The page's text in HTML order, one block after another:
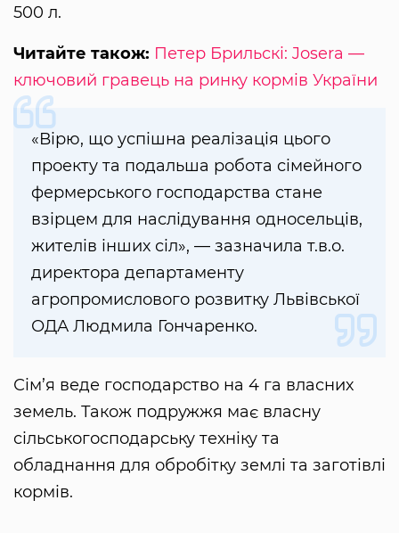
500 л.
Читайте також: Петер Брильскі: Josera —
ключовий гравець на ринку кормів України
«Вірю, що успішна реалізація цього
проекту та подальша робота сімейного
фермерського господарства стане
взірцем для наслідування односельців,
жителів інших сіл», — зазначила т.в.о.
директора департаменту
агропромислового розвитку Львівської
ОДА Людмила Гончаренко.
Сім’я веде господарство на 4 га власних
земель. Також подружжя має власну
сільськогосподарську техніку та
обладнання для обробітку землі та заготівлі
кормів.